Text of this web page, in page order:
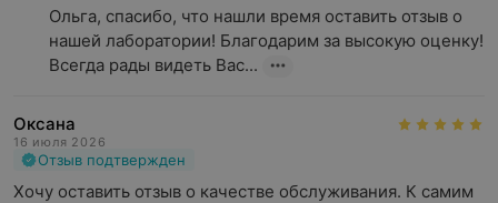
Ольга, спасибо, что нашли время оставить отзыв о
нашей лаборатории! Благодарим за высокую оценку!
Всегда рады видеть Вас...
Оксана
16 июля 2026
Отзыв подтвержден
Хочу оставить отзыв о качестве обслуживания. К самим